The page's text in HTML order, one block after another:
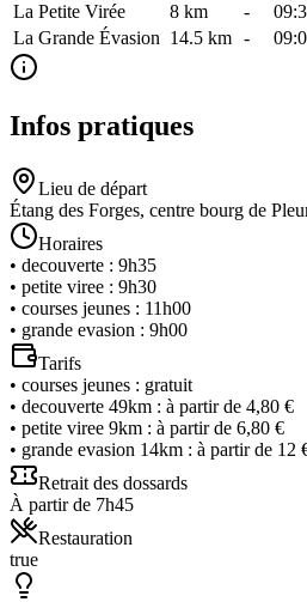
La Petite Virée
8 km -
La Grande Évasion 14.5 km -
Infos pratiques
Lieu de départ
Étang des Forges, centre bourg de
Horaires
• decouverte : 9h35
• petite viree : 9h30
• courses jeunes : 11h00
• grande evasion : 9h00
Tarifs
• courses jeunes : gratuit
• decouverte 49km : à partir de 4,80 €
• petite viree 9km : à partir de 6,80 €
• grande evasion 14km : à partir de 12
Retrait des dossards
À partir de 7h45
Restauration
true